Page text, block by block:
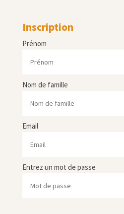
Inscription
Prénom
Nom de famille
Email
Entrez un mot de passe